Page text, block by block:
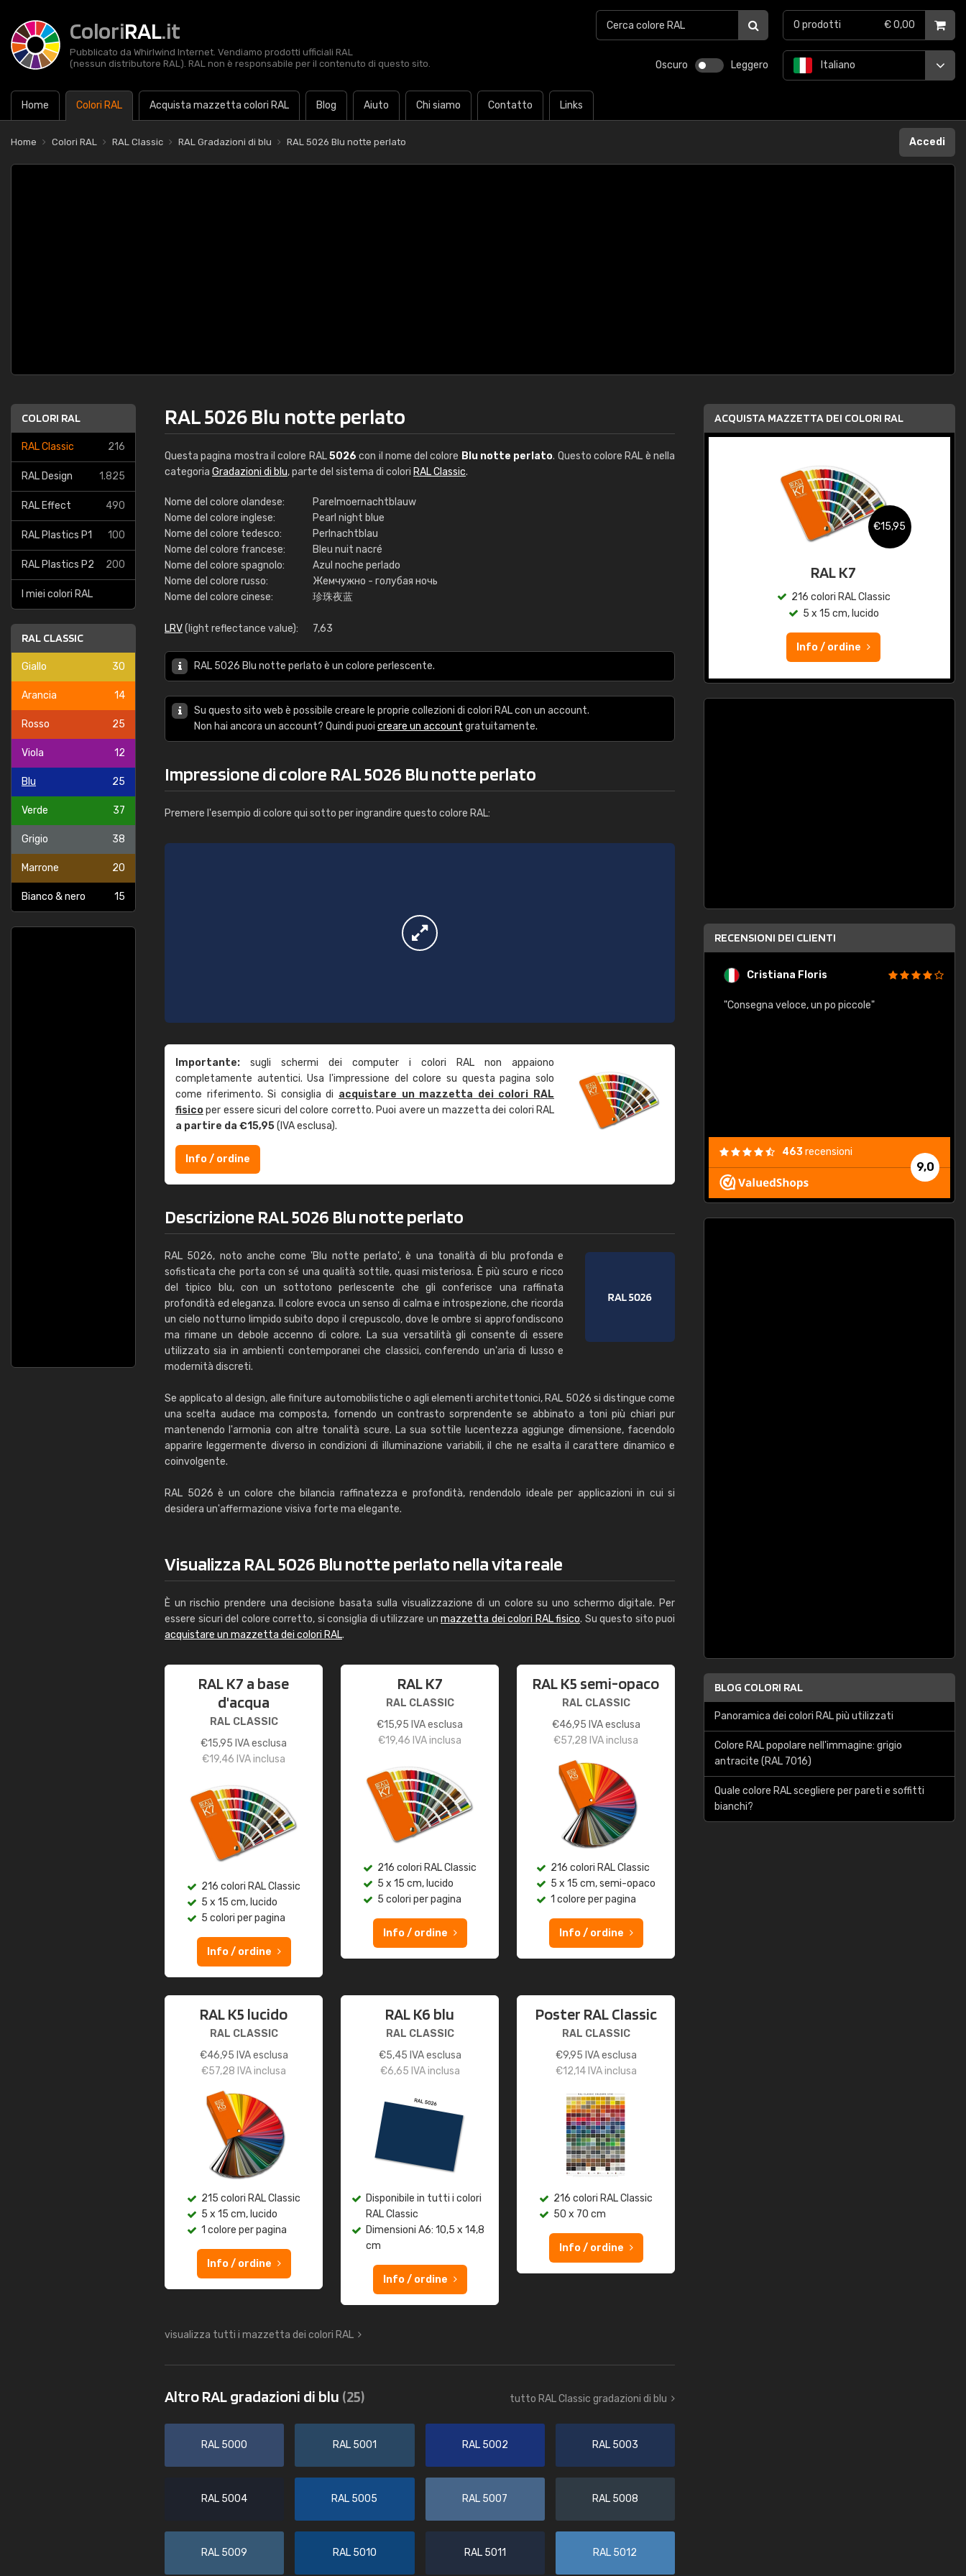
ColoriRAL.it
Pubblicato da Whirlwind Internet. Vendiamo prodotti ufficiali RAL
(nessun distributore RAL). RAL non è responsabile per il contenuto di questo sito.
Oscuro Leggero
Home Colori RAL Acquista mazzetta colori RAL Blog Aiuto Chi siamo Contatto Links
Italiano
0 prodotti € 0,00
Home Colori RAL RAL Classic RAL Gradazioni di blu RAL 5026 Blu notte perlato Accedi
COLORI RAL
RAL Classic 216
RAL Design 1.825
RAL Effect 490
RAL Plastics P1 100
RAL Plastics P2 200
I miei colori RAL
RAL CLASSIC
Giallo 30
Arancia 14
Rosso 25
Viola 12
Blu 25
Verde 37
Grigio 38
Marrone 20
Bianco & nero 15
RAL 5026 Blu notte perlato
Questa pagina mostra il colore RAL5026 con il nome del colore Blu notte perlato. Questo colore RAL è nella
categoria Gradazioni di blu, parte del sistema di colori RAL Classic.
Nome del colore olandese:
Parelmoernachtblauw
Nome del colore inglese:
Pearl night blue
Nome del colore tedesco:
Perlnachtblau
Nome del colore francese:
Bleu nuit nacré
Nome del colore spagnolo:
Azul noche perlado
Nome del colore russo:
Жемчужно - голубая ночь
Nome del colore cinese:
珍珠夜蓝
LRV(light reflectance value): 7,63
RAL 5026 Blu notte perlato è un colore perlescente.
Su questo sito web è possibile creare le proprie collezioni di colori RAL con un account.
Non hai ancora un account? Quindi puoi creare un account gratuitamente.
Impressione di colore RAL 5026 Blu notte perlato
Premere l'esempio di colore qui sotto per ingrandire questo colore RAL:
Importante: sugli schermi dei computer i colori RAL non appaiono
completamente autentici. Usa l'impressione del colore su questa pagina solo
come riferimento. Si consiglia di acquistare un mazzetta dei colori RAL
fisicoper essere sicuri del colore corretto. Puoi avere un mazzetta dei colori RAL
a partire da €15,95(IVA esclusa).
Info / ordine
Descrizione RAL 5026 Blu notte perlato
RAL 5026, noto anche come 'Blu notte perlato', è una tonalità di blu profonda e
sofisticata che porta con sé una qualità sottile, quasi misteriosa. È più scuro e ricco
del tipico blu, con un sottotono perlescente che gli conferisce una raffinata
profondità ed eleganza. Il colore evoca un senso di calma e introspezione, che ricorda
un cielo notturno limpido subito dopo il crepuscolo, dove le ombre si approfondiscono
ma rimane un debole accenno di colore. La sua versatilità gli consente di essere
utilizzato sia in ambienti contemporanei che classici, conferendo un'aria di lusso e
modernità discreti.
Se applicato al design, alle finiture automobilistiche o agli elementi architettonici, RAL 5026 si distingue come
una scelta audace ma composta, fornendo un contrasto sorprendente se abbinato a toni più chiari pur
mantenendo l'armonia con altre tonalità scure. La sua sottile lucentezza aggiunge dimensione, facendolo
apparire leggermente diverso in condizioni di illuminazione variabili, il che ne esalta il carattere dinamico e
coinvolgente.
RAL 5026 è un colore che bilancia raffinatezza e profondità, rendendolo ideale per applicazioni in cui si
desidera un'affermazione visiva forte ma elegante.
Visualizza RAL 5026 Blu notte perlato nella vita reale
È un rischio prendere una decisione basata sulla visualizzazione di un colore su uno schermo digitale. Per
essere sicuri del colore corretto, si consiglia di utilizzare un mazzetta dei colori RAL fisico. Su questo sito puoi
acquistare un mazzetta dei colori RAL.
RAL K7 a base
d'acqua
RAL CLASSIC
€15,95 IVA esclusa
€19,46 IVA inclusa
216 colori RAL Classic
5 x 15 cm, lucido
5 colori per pagina
Info / ordine
RAL K7
RAL CLASSIC
€15,95 IVA esclusa
€19,46 IVA inclusa
216 colori RAL Classic
5 x 15 cm, lucido
5 colori per pagina
Info / ordine
RAL K5 semi-opaco
RAL CLASSIC
€46,95 IVA esclusa
€57,28 IVA inclusa
216 colori RAL Classic
5 x 15 cm, semi-opaco
1 colore per pagina
Info / ordine
RAL K5 lucido
RAL CLASSIC
€46,95 IVA esclusa
€57,28 IVA inclusa
215 colori RAL Classic
5 x 15 cm, lucido
1 colore per pagina
Info / ordine
RAL K6 blu
RAL CLASSIC
€5,45 IVA esclusa
€6,65 IVA inclusa
Disponibile in tutti i colori
RAL Classic
Dimensioni A6: 10,5 x 14,8
cm
Info / ordine
Poster RAL Classic
RAL CLASSIC
€9,95 IVA esclusa
€12,14IVA inclusa
216 colori RAL Classic
50 x 70 cm
Info / ordine
visualizza tutti i mazzetta dei colori RAL
Altro RAL gradazioni di blu (25) tutto RAL Classic gradazioni di blu
RAL 5000 RAL 5001 RAL 5002 RAL 5003
RAL 5004 RAL 5005 RAL 5007 RAL 5008
RAL 5009 RAL 5010 RAL 5011 RAL 5012
ACQUISTA MAZZETTA DEI COLORI RAL
€15,95
RAL K7
216 colori RAL Classic
5 x 15 cm, lucido
Info / ordine
RECENSIONI DEI CLIENTI
Cristiana Floris
"Consegna veloce, un po piccole"
9,0
463recensioni
BLOG COLORI RAL
Panoramica dei colori RAL più utilizzati
Colore RAL popolare nell'immagine: grigio
antracite (RAL 7016)
Quale colore RAL scegliere per pareti e soffitti
bianchi?